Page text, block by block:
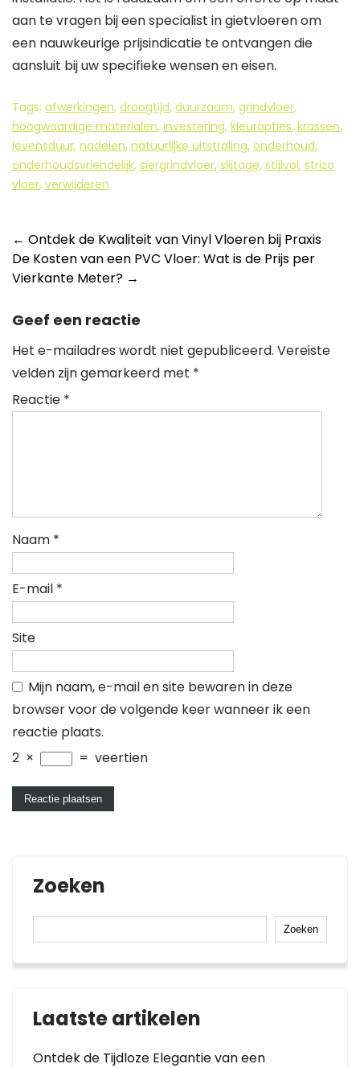
aan te vragen bij een specialist in gietvloeren om
een nauwkeurige prijsindicatie te ontvangen die
aansluit bij uw specifieke wensen en eisen.
Tags: afwerkingen, droogtijd, duurzaam, grindvloer,
hoogwaardige materialen, investering, kleuropties, krassen,
levensduur, nadelen, natuurlijke uitstraling, onderhoud,
onderhoudsvriendelijk, siergrindvloer, slijtage, stijlvol, strizo
vloer, verwijderen
Berichtnavigatie
← Ontdek de Kwaliteit van Vinyl Vloeren bij Praxis
De Kosten van een PVC Vloer: Wat is de Prijs per
Vierkante Meter? →
Geef een reactie
Het e-mailadres wordt niet gepubliceerd. Vereiste
velden zijn gemarkeerd met *
Reactie *
Naam *
E-mail *
Site
Mijn naam, e-mail en site bewaren in deze
browser voor de volgende keer wanneer ik een
reactie plaats.
2 × = veertien
Zoeken
Zoeken
Laatste artikelen
Ontdek de Tijdloze Elegantie van een